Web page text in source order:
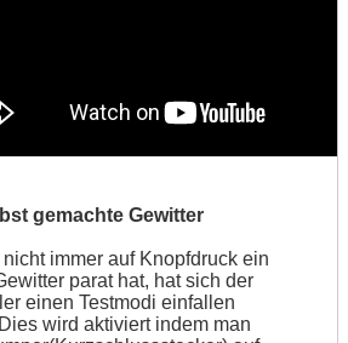
gemachte Gewitter
nicht immer auf Knopfdruck ein
parat hat, hat sich der
einen Testmodi einfallen
wird aktiviert indem man